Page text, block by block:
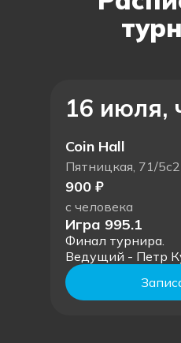
16 июля,
Coin Hall
Пятницкая, 71/5с2
900 ₽
с человека
​Игра 995.1
Финал турнира.
Ведущий - Петр